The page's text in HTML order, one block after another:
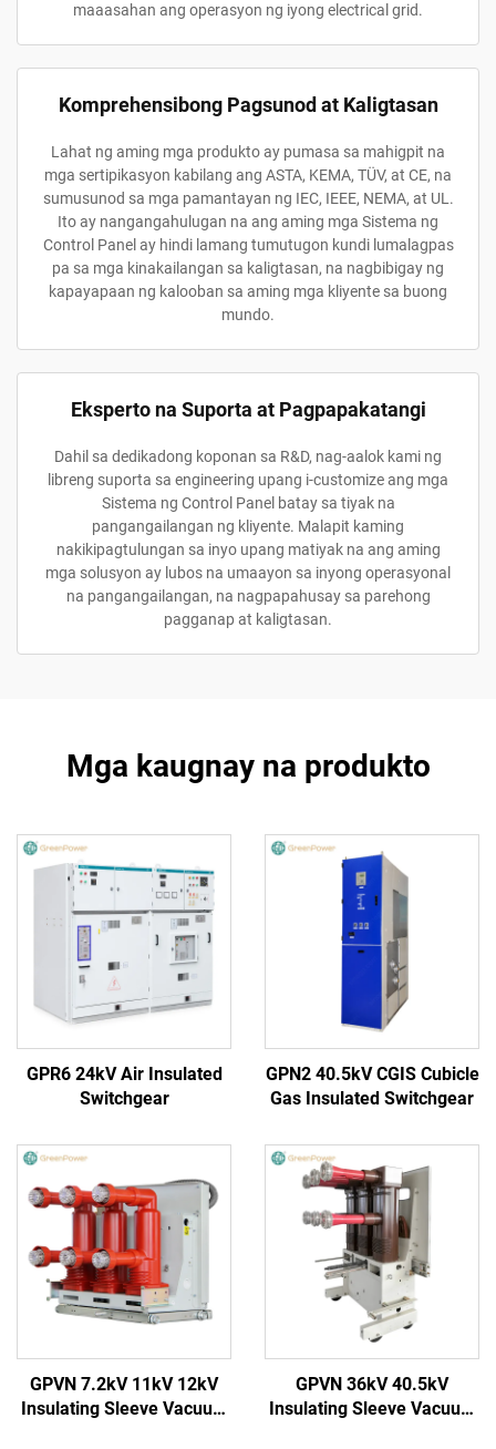
maaasahan ang operasyon ng iyong electrical grid.
Komprehensibong Pagsunod at Kaligtasan
Lahat ng aming mga produkto ay pumasa sa mahigpit na
mga sertipikasyon kabilang ang ASTA, KEMA, TÜV, at CE, na
sumusunod sa mga pamantayan ng IEC, IEEE, NEMA, at UL.
Ito ay nangangahulugan na ang aming mga Sistema ng
Control Panel ay hindi lamang tumutugon kundi lumalagpas
pa sa mga kinakailangan sa kaligtasan, na nagbibigay ng
kapayapaan ng kalooban sa aming mga kliyente sa buong
mundo.
Eksperto na Suporta at Pagpapakatangi
Dahil sa dedikadong koponan sa R&D, nag-aalok kami ng
libreng suporta sa engineering upang i-customize ang mga
Sistema ng Control Panel batay sa tiyak na
pangangailangan ng kliyente. Malapit kaming
nakikipagtulungan sa inyo upang matiyak na ang aming
mga solusyon ay lubos na umaayon sa inyong operasyonal
na pangangailangan, na nagpapahusay sa parehong
pagganap at kaligtasan.
Mga kaugnay na produkto
GPR6 24kV Air Insulated
Switchgear
GPN2 40.5kV CGIS Cubicle
Gas Insulated Switchgear
GPVN 7.2kV 11kV 12kV
Insulating Sleeve Vacuum
GPVN 36kV 40.5kV
Insulating Sleeve Vacuum